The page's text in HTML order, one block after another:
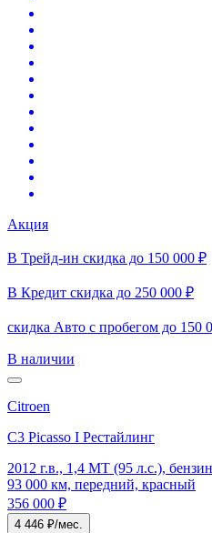
Акция
В Трейд-ин скидка до 150 000 ₽
В Кредит скидка до 250 000 ₽
скидка Авто с пробегом до 150
В наличии
Citroen
C3 Picasso I Рестайлинг
2012 г.в., 1,4 MT (95 л.с.),
93 000 км, передний, красный
356 000 ₽
4 446 ₽/мес.